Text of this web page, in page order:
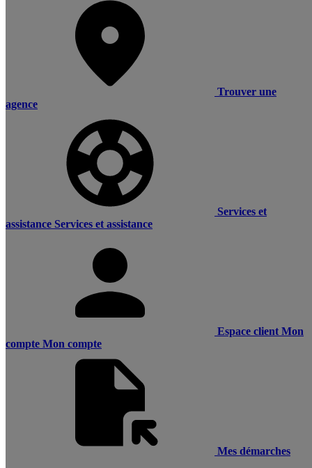
Trouver une
agence
Services et
assistance Services et assistance
Espace client Mon
compte Mon compte
Mes démarches